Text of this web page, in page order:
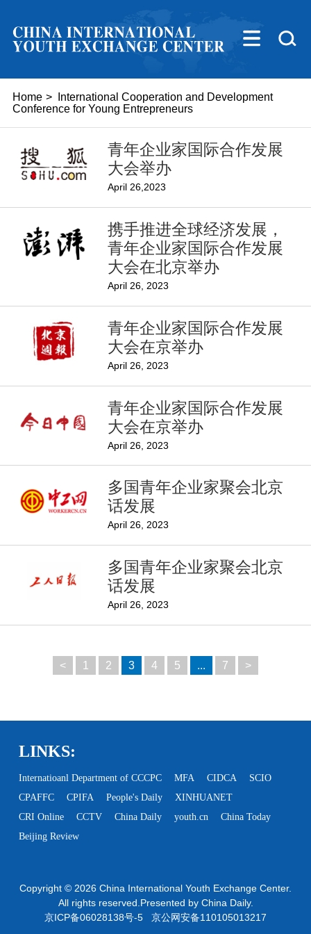
Home >
International Cooperation and Development
Conference for Young Entrepreneurs
青年企业家国际合作发展
大会举办
April 26,2023
携手推进全球经济发展，
青年企业家国际合作发展
大会在北京举办
April 26, 2023
青年企业家国际合作发展
大会在京举办
April 26, 2023
青年企业家国际合作发展
大会在京举办
April 26, 2023
多国青年企业家聚会北京
话发展
April 26, 2023
多国青年企业家聚会北京
话发展
April 26, 2023
< 1 2 3 4 5 ... 7 >
LINKS:
Internatioanl Department of CCCPC MFA CIDCA
SCIO
CPAFFC
CPIFA People's Daily
XINHUANET
CRI Online
CCTV China Daily youth.cn
China Today
Beijing Review
Copyright © 2026 China International Youth Exchange Center.
All rights reserved.Presented by China Daily.
京ICP备06028138号-5
京公网安备110105013217